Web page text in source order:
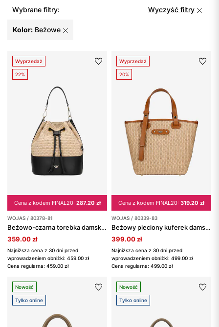
Wybrane filtry: Wyczyść filtry
Kolor: Beżowe
Wyprzedaż
22%
Cena z kodem FINAL20: 287.20 zł
WOJAS / 80378-81
Beżowo-czarna torebka damska ze skóry licowej oraz rafii
359.00 zł
Najniższa cena z 30 dni przed
wprowadzeniem obniżki: 459.00 zł
Cena regularna: 459.00 zł
Wyprzedaż
20%
Cena z kodem FINAL20: 319.20 zł
WOJAS / 80339-83
Beżowy pleciony kuferek damski ze skórzanymi wstawkami
399.00 zł
Najniższa cena z 30 dni przed
wprowadzeniem obniżki: 499.00 zł
Cena regularna: 499.00 zł
Nowość
Tylko online
Nowość
Tylko online